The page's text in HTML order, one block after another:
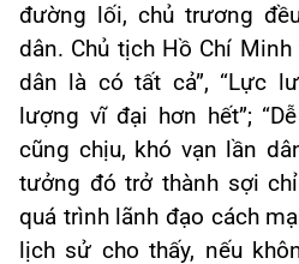
đường lối, chủ trương
dân. Chủ tịch Hồ Chí
dân là có tất cả”, “Lực
lượng vĩ đại hơn hết”;
cũng chịu, khó vạn lần
tưởng đó trở thành sợi
quá trình lãnh đạo cách
lịch sử cho thấy, nếu